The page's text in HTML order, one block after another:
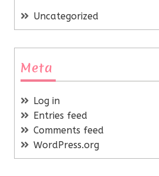
Uncategorized
Meta
Log in
Entries feed
Comments feed
WordPress.org